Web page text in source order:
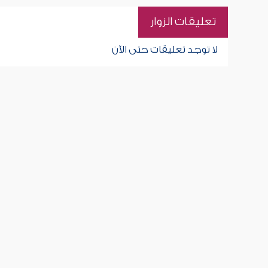
تعليقات الزوار
لا توجد تعليقات حتى الآن